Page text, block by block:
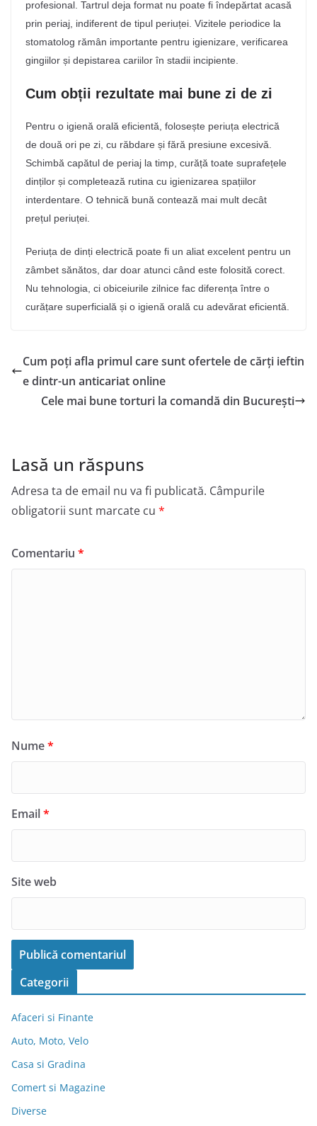
profesional. Tartrul deja format nu poate fi îndepărtat acasă
prin periaj, indiferent de tipul periuței. Vizitele periodice la
stomatolog rămân importante pentru igienizare, verificarea
gingiilor și depistarea cariilor în stadii incipiente.
Cum obții rezultate mai bune zi de zi
Pentru o igienă orală eficientă, folosește periuța electrică
de două ori pe zi, cu răbdare și fără presiune excesivă.
Schimbă capătul de periaj la timp, curăță toate suprafețele
dinților și completează rutina cu igienizarea spațiilor
interdentare. O tehnică bună contează mai mult decât
prețul periuței.
Periuța de dinți electrică poate fi un aliat excelent pentru un
zâmbet sănătos, dar doar atunci când este folosită corect.
Nu tehnologia, ci obiceiurile zilnice fac diferența între o
curățare superficială și o igienă orală cu adevărat eficientă.
Cum poți afla primul care sunt ofertele de cărți ieftin
e dintr-un anticariat online
Cele mai bune torturi la comandă din București
Lasă un răspuns
Adresa ta de email nu va fi publicată. Câmpurile
obligatorii sunt marcate cu *
Comentariu *
Nume*
Email*
Site web
Categorii
Afaceri si Finante
Auto, Moto, Velo
Casa si Gradina
Comert si Magazine
Diverse